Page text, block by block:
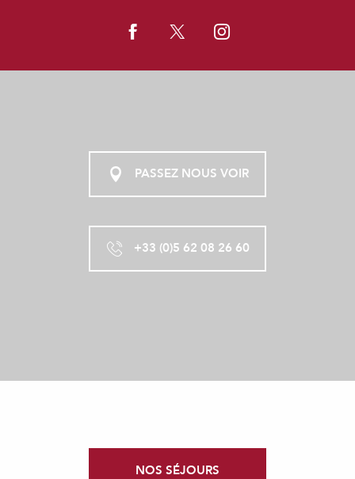
PASSEZ NOUS VOIR
+33 (0)5 62 08 26 60
NOS SÉJOURS